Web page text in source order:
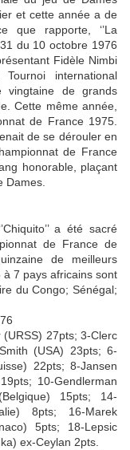
et cette année a de
que rapporte, ‘’La
du 10 octobre 1976
Fidèle Nimbi
international
vingtaine de grands
Cette même année,
de France 1975.
de se dérouler en
de France
honorable, plaçant
Dames.
a été sacré
de France de
de meilleurs
7 pays africains sont
du Congo; Sénégal;
27pts; 3-Clerc
(USA) 23pts; 6-
22pts; 8-Jansen
10-Gendlerman
15pts; 14-
8pts; 16-Marek
5pts; 18-Lepsic
ex-Ceylan 2pts.